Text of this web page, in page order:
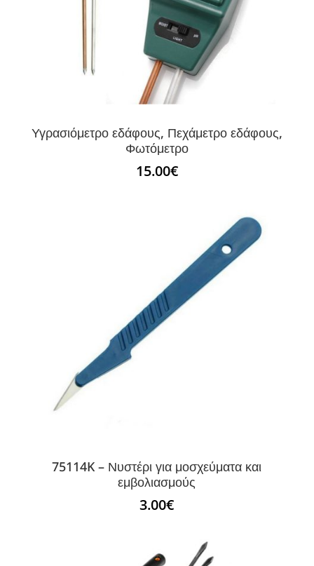
Υγρασιόμετρο εδάφους, Πεχάμετρο εδάφους,
Φωτόμετρο
15.00€
75114K – Νυστέρι για μοσχεύματα και
εμβολιασμούς
3.00€